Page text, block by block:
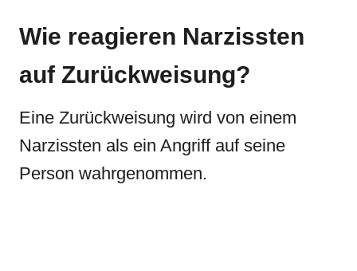
Wie reagieren Narzissten
auf Zurückweisung?
Eine Zurückweisung wird von einem
Narzissten als ein Angriff auf seine
Person wahrgenommen.